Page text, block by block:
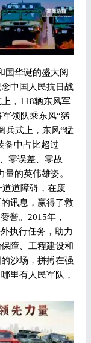
国华诞的盛大阅
中国人民抗日战
，118辆东风军
领队乘东风“猛
兵式上，东风“猛
备中占比超过
零误差、零故
的英伟雄姿。
道障碍，在废
讯息，赢得了救
誉。2015年，
执行任务，助力
障、工程建设和
沙场，拼搏在强
里有人民军队，